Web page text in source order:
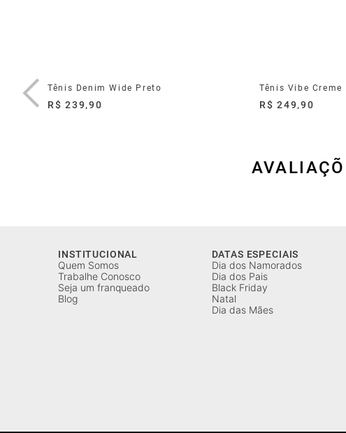
Tênis Denim Wide Preto
R$ 239,90
Tênis Vibe Creme
R$ 249,90
INSTITUCIONAL
Quem Somos
Trabalhe Conosco
Seja um franqueado
Blog
DATAS ESPECIAIS
Dia dos Namorados
Dia dos Pais
Black Friday
Natal
Dia das Mães